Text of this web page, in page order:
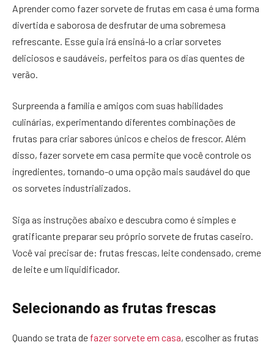
Aprender como fazer sorvete de frutas em casa é uma forma
divertida e saborosa de desfrutar de uma sobremesa
refrescante. Esse guia irá ensiná-lo a criar sorvetes
deliciosos e saudáveis, perfeitos para os dias quentes de
verão.
Surpreenda a família e amigos com suas habilidades
culinárias, experimentando diferentes combinações de
frutas para criar sabores únicos e cheios de frescor. Além
disso, fazer sorvete em casa permite que você controle os
ingredientes, tornando-o uma opção mais saudável do que
os sorvetes industrializados.
Siga as instruções abaixo e descubra como é simples e
gratificante preparar seu próprio sorvete de frutas caseiro.
Você vai precisar de: frutas frescas, leite condensado, creme
de leite e um liquidificador.
Selecionando as frutas frescas
Quando se trata de fazer sorvete em casa, escolher as frutas